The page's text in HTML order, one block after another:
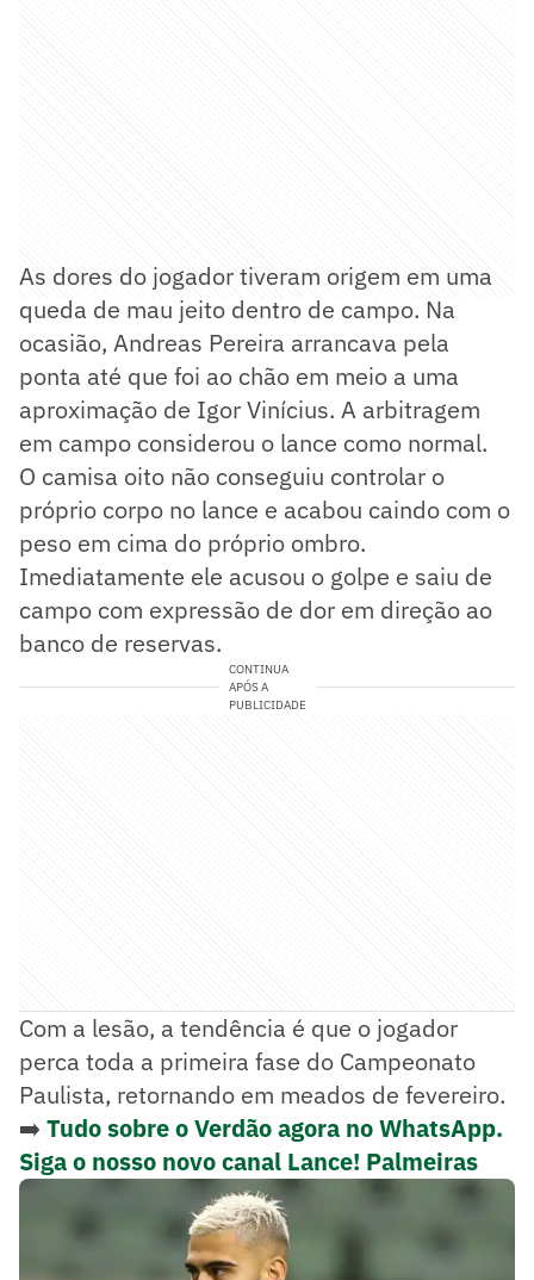
As dores do jogador tiveram origem em uma
queda de mau jeito dentro de campo. Na
ocasião, Andreas Pereira arrancava pela
ponta até que foi ao chão em meio a uma
aproximação de Igor Vinícius. A arbitragem
em campo considerou o lance como normal.
O camisa oito não conseguiu controlar o
próprio corpo no lance e acabou caindo com o
peso em cima do próprio ombro.
Imediatamente ele acusou o golpe e saiu de
campo com expressão de dor em direção ao
banco de reservas.
CONTINUA
APÓS A
PUBLICIDADE
Com a lesão, a tendência é que o jogador
perca toda a primeira fase do Campeonato
Paulista, retornando em meados de fevereiro.
➡️ Tudo sobre o Verdão agora no WhatsApp.
Siga o nosso novo canal Lance! Palmeiras